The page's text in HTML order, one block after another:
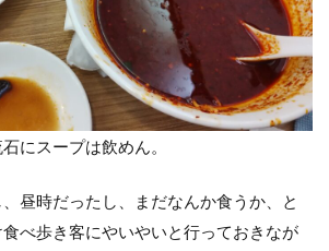
にスープは飲めん。
昼時だったし、まだなんか食うか、と
べ歩き客にやいやいと行っておきなが